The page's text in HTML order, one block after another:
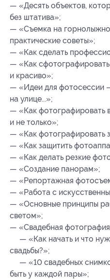
— «Десять объектов,
без штатива»;
— «Съемка на
практические советы»;
— «Как сделать
— «Как сфотографировать
и красиво»;
— «Идеи для фотосессии
на улице...»;
— «Как фотографировать
и не только»;
— «Как фотографировать
— «Как защитить
— «Как делать резкие
— «Создание панорам»;
— «Репортажная
— «Работа с
— «Основные принципы
светом»;
— «Свадебная
— «Как начать и что
свадьбы?»;
— «10 свадебных
быть у каждой пары»;